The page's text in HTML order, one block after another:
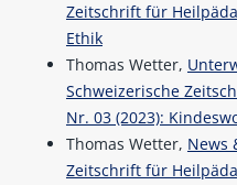
Zeitschrift für
Ethik
Thomas Wetter,
Schweizerische
Nr. 03 (2023):
Thomas Wetter, News
Zeitschrift für